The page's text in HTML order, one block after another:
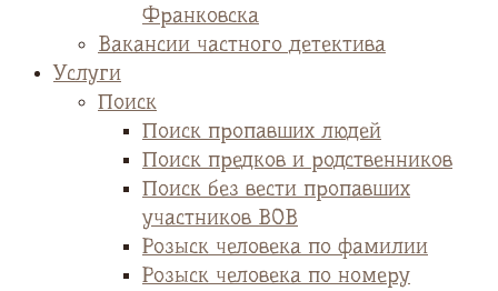
Франковска
Вакансии частного детектива
Услуги
Поиск
Поиск пропавших людей
Поиск предков и родственников
Поиск без вести пропавших
участников ВОВ
Розыск человека по фамилии
Розыск человека по номеру